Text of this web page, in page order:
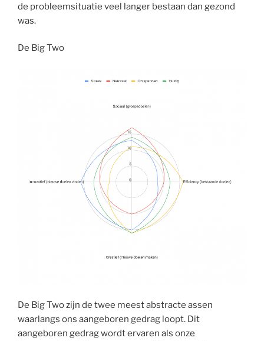
de probleemsituatie veel langer bestaan dan gezond
was.
De Big Two
De Big Two zijn de twee meest abstracte assen
waarlangs ons aangeboren gedrag loopt. Dit
aangeboren gedrag wordt ervaren als onze